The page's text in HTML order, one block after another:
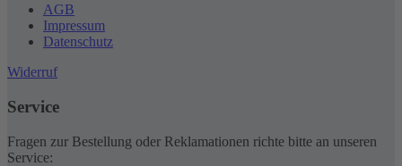
AGB
Impressum
Datenschutz
Widerruf
Service
Fragen zur Bestellung oder Reklamationen richte bitte an unseren
Service: